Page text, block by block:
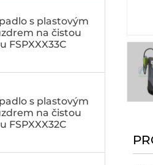
s plastovým
na čistou
FSPXXX33C
s plastovým
na čistou
FSPXXX32C